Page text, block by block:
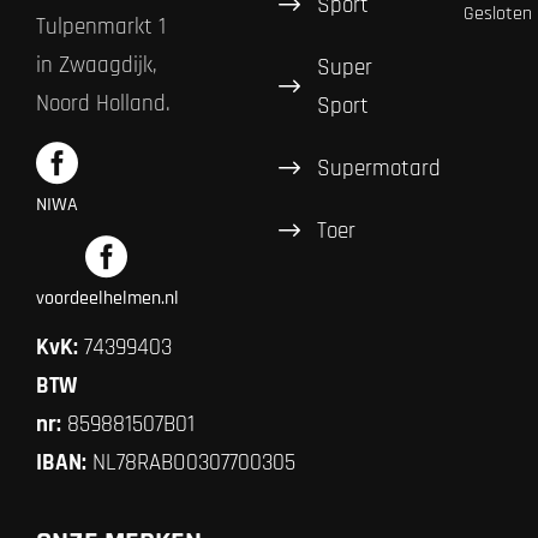
Tulpenmarkt 1
in Zwaagdijk,
Noord Holland.
NIWA
voordeelhelmen.nl
KvK: 74399403
BTW
nr: 859881507B01
IBAN: NL78RABO0307700305
Super
Sport
Supermotard
Toer
Gesloten